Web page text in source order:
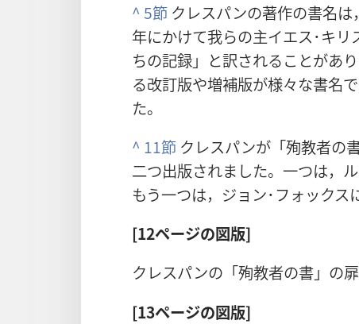
^ 5節 クレスパンの著作の書名
年にかけて我らの主イエス･キ
ちの記録」と訳されることがあ
る改訂版や増補版が様々な書名
た。
^ 11節 クレスパンが「殉教者の
二つ出版されました。一つは，
もう一つは，ジョン･フォックス
[12ページの図版]
クレスパンの「殉教者の書」の扉
[13ページの図版]